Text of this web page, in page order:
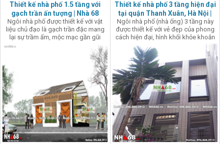
Thiết kế nhà phố 1.5 tầng với
gạch trần ấn tượng | Nhà 68
Ngôi nhà phố được thiết kế với vật
liệu chủ đạo là gạch trần đặc mang
lại sự trầm ấm, mộc mạc gần gũi
cùng với sự tương phản mạnh mẽ
của gam trắng với phong cách thiết
kế hiện đại, cá tính của cổng ra vào
cùng với bồn cây nhỏ tạo nên sự ấn
tượng trong thiết kế nhà phố này.
Thiết kế nhà phố 3 tầng hiện đại
tại quận Thanh Xuân, Hà Nội |
Nhà 68
Ngôi nhà phố (nhà ống) 3 tầng này
được thiết kế với vẻ đẹp của phong
cách hiện đại, hình khối khỏe khoắn
tạo ấn tượng mạnh, mang nét đẹp
của sự cô đọng, mạch lạc, dứt khoát.